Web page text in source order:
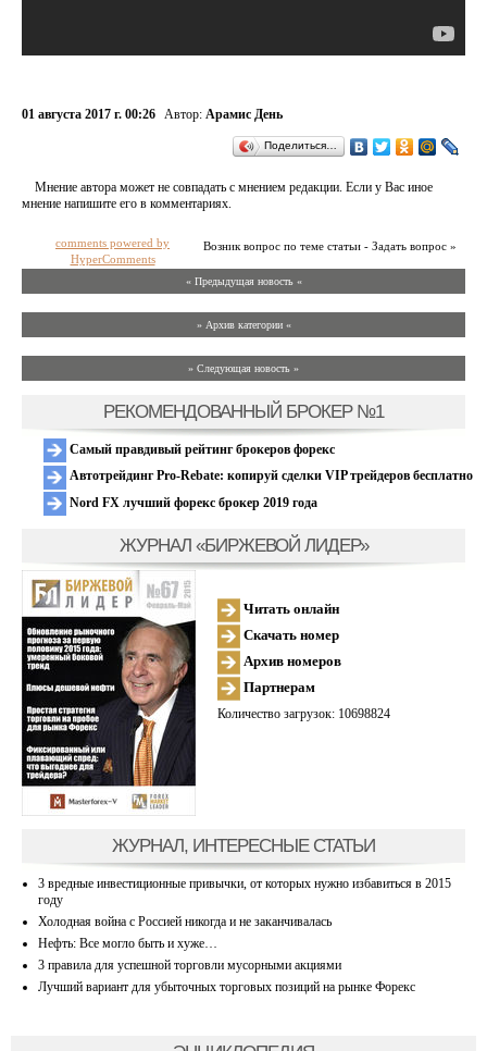
01 августа 2017 г. 00:26 Автор: Арамис День
Поделиться…
Мнение автора может не совпадать с мнением редакции. Если у Вас иное
мнение напишите его в комментариях.
Возник вопрос по теме статьи - Задать вопрос »
comments powered by
HyperComments
« Предыдущая новость «
» Архив категории «
» Следующая новость »
РЕКОМЕНДОВАННЫЙ БРОКЕР №1
Самый правдивый рейтинг брокеров форекс
Автотрейдинг Pro-Rebate: копируй сделки VIP трейдеров бесплатно
Nord FX лучший форекс брокер 2019 года
ЖУРНАЛ «БИРЖЕВОЙ ЛИДЕР»
Читать онлайн
Скачать номер
Архив номеров
Партнерам
Количество загрузок: 10698824
ЖУРНАЛ, ИНТЕРЕСНЫЕ СТАТЬИ
3 вредные инвестиционные привычки, от которых нужно избавиться в 2015
году
Холодная война с Россией никогда и не заканчивалась
Нефть: Все могло быть и хуже…
3 правила для успешной торговли мусорными акциями
Лучший вариант для убыточных торговых позиций на рынке Форекс